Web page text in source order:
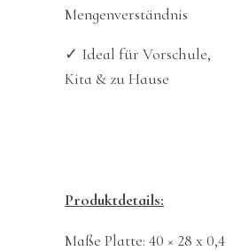
Mengenverständnis
✓ Ideal für Vorschule,
Kita & zu Hause
Produktdetails:
Maße Platte: 40 × 28 x 0,4